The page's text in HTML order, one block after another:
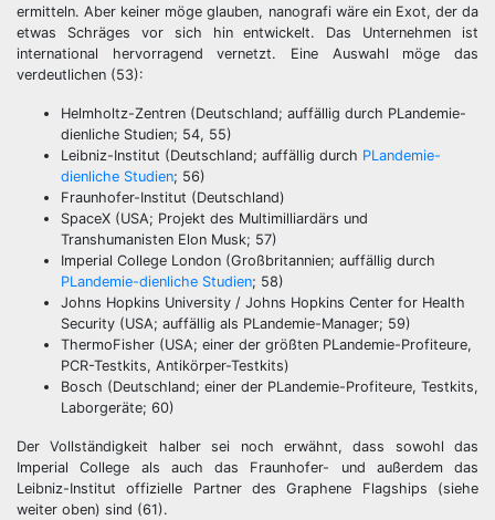
ermitteln. Aber keiner möge glauben, nanografi wäre ein Exot, der da
etwas Schräges vor sich hin entwickelt. Das Unternehmen ist
international hervorragend vernetzt. Eine Auswahl möge das
verdeutlichen (53):
Helmholtz-Zentren (Deutschland; auffällig durch PLandemie-
dienliche Studien; 54, 55)
Leibniz-Institut (Deutschland; auffällig durch PLandemie-
dienliche Studien; 56)
Fraunhofer-Institut (Deutschland)
SpaceX (USA; Projekt des Multimilliardärs und
Transhumanisten Elon Musk; 57)
Imperial College London (Großbritannien; auffällig durch
PLandemie-dienliche Studien; 58)
Johns Hopkins University / Johns Hopkins Center for Health
Security (USA; auffällig als PLandemie-Manager; 59)
ThermoFisher (USA; einer der größten PLandemie-Profiteure,
PCR-Testkits, Antikörper-Testkits)
Bosch (Deutschland; einer der PLandemie-Profiteure, Testkits,
Laborgeräte; 60)
Der Vollständigkeit halber sei noch erwähnt, dass sowohl das
Imperial College als auch das Fraunhofer- und außerdem das
Leibniz-Institut offizielle Partner des Graphene Flagships (siehe
weiter oben) sind (61).